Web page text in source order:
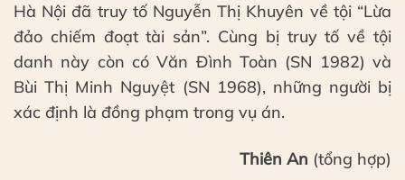
Hà Nội đã truy tố Nguyễn Thị Khuyên về tội “Lừa
đảo chiếm đoạt tài sản”. Cùng bị truy tố về tội
danh này còn có Văn Đình Toàn (SN 1982) và
Bùi Thị Minh Nguyệt (SN 1968), những người bị
xác định là đồng phạm trong vụ án.
Thiên An (tổng hợp)